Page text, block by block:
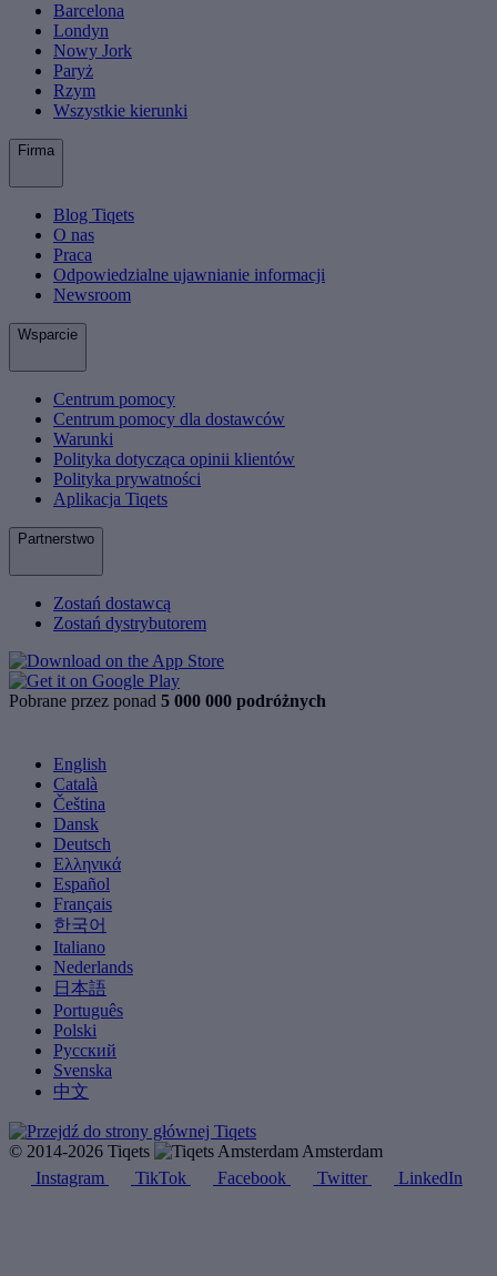
Barcelona
Londyn
Nowy Jork
Paryż
Rzym
Wszystkie kierunki
Firma
Blog Tiqets
O nas
Praca
Odpowiedzialne ujawnianie informacji
Newsroom
Wsparcie
Centrum pomocy
Centrum pomocy dla dostawców
Warunki
Polityka dotycząca opinii klientów
Polityka prywatności
Aplikacja Tiqets
Partnerstwo
Zostań dostawcą
Zostań dystrybutorem
Pobrane przez ponad 5 000 000 podróżnych
English
Català
Čeština
Dansk
Deutsch
Ελληνικά
Español
Français
한국어
Italiano
Nederlands
日本語
Português
Polski
Русский
Svenska
中文
© 2014-2026 Tiqets
Amsterdam
Instagram
TikTok Facebook Twitter LinkedIn